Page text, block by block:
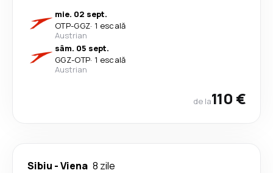
mie. 02 sept.
OTP-GGZ· 1 escală
Austrian
sâm. 05 sept.
GGZ-OTP· 1 escală
Austrian
de la110 €
Sibiu -Viena 8 zile